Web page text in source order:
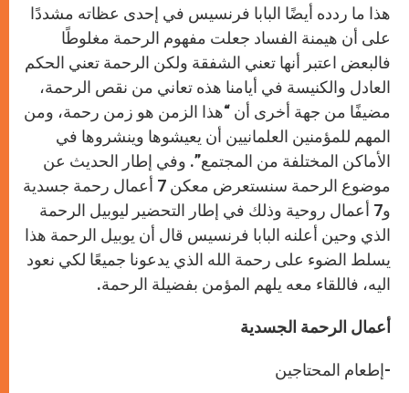
هذا ما ردده أيضًا البابا فرنسيس في إحدى عظاته مشددًا
على أن هيمنة الفساد جعلت مفهوم الرحمة مغلوطًا
فالبعض اعتبر أنها تعني الشفقة ولكن الرحمة تعني الحكم
العادل والكنيسة في أيامنا هذه تعاني من نقص الرحمة،
مضيفًا من جهة أخرى أن “هذا الزمن هو زمن رحمة، ومن
المهم للمؤمنين العلمانيين أن يعيشوها وينشروها في
الأماكن المختلفة من المجتمع.” وفي إطار الحديث عن
موضوع الرحمة سنستعرض معكن 7 أعمال رحمة جسدية
و7 أعمال روحية وذلك في إطار التحضير ليوبيل الرحمة
الذي وحين أعلنه البابا فرنسيس قال أن يوبيل الرحمة هذا
يسلط الضوء على رحمة الله الذي يدعونا جميعًا لكي نعود
اليه، فاللقاء معه يلهم المؤمن بفضيلة الرحمة.
أعمال الرحمة الجسدية
-إطعام المحتاجين